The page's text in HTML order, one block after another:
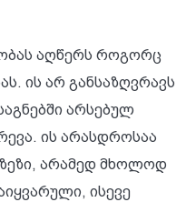
აღწერს როგორც
ის არ განსაზღვრავს
არსებულ
ის არასდროსაა
არამედ მხოლოდ
ისევე